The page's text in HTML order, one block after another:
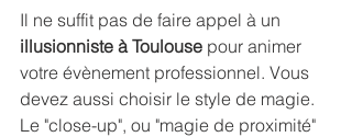
Il ne suffit pas de faire appel à un
illusionniste à Toulouse pour animer
votre évènement professionnel. Vous
devez aussi choisir le style de magie.
Le "close-up", ou "magie de proximité"